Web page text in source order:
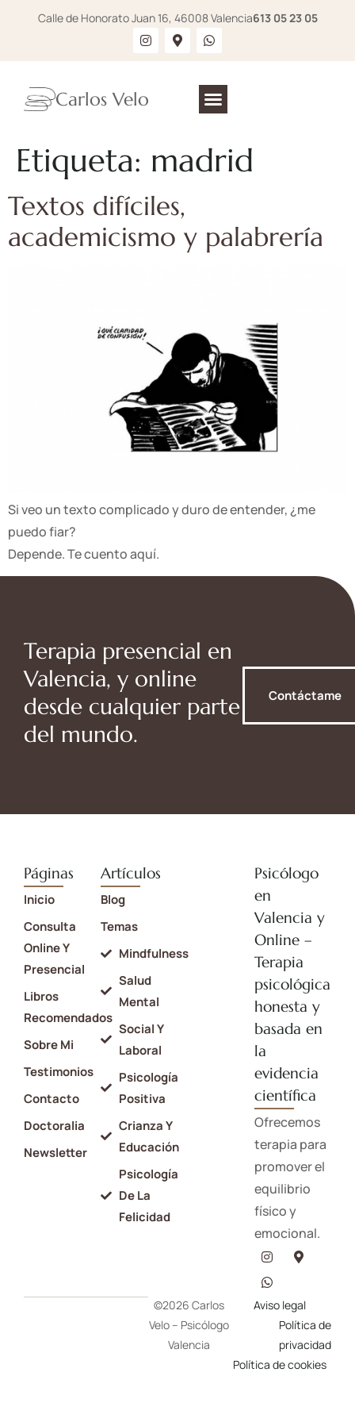
Calle de Honorato Juan 16, 46008 Valencia613 05 23 05
Carlos Velo
Etiqueta: madrid
Textos difíciles,
academicismo y palabrería
Si veo un texto complicado y duro de entender, ¿me
puedo fiar?
Depende. Te cuento aquí.
Terapia presencial en
Valencia, y online
desde cualquier parte
del mundo.
Contáctame
Páginas
Inicio
Consulta
Online Y
Presencial
Libros
Recomendados
Sobre Mi
Testimonios
Contacto
Doctoralia
Newsletter
Artículos
Blog
Temas
Mindfulness
Salud
Mental
Social Y
Laboral
Psicología
Positiva
Crianza Y
Educación
Psicología
De La
Felicidad
Psicólogo
en
Valencia y
Online –
Terapia
psicológica
honesta y
basada en
la
evidencia
científica
Ofrecemos
terapia para
promover el
equilibrio
físico y
emocional.
©2026 Carlos
Velo – Psicólogo
Valencia
Aviso legal
Política de
privacidad
Política de cookies